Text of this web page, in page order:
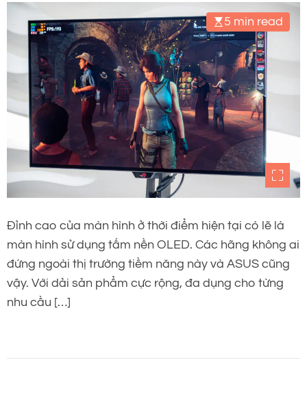
5 min read
Đỉnh cao của màn hình ở thời điểm hiện tại có lẽ là
màn hình sử dụng tấm nền OLED. Các hãng không ai
đứng ngoài thị trường tiềm năng này và ASUS cũng
vậy. Với dải sản phẩm cực rộng, đa dụng cho từng
nhu cầu […]